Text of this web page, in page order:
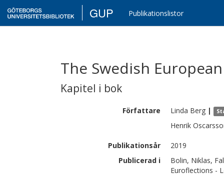
GUP Publikationslistor
The Swedish
Kapitel i bok
Författare Linda Berg |
Henrik
Publikationsår
2019
Publicerad i
Bolin, Niklas,
Euroflections -